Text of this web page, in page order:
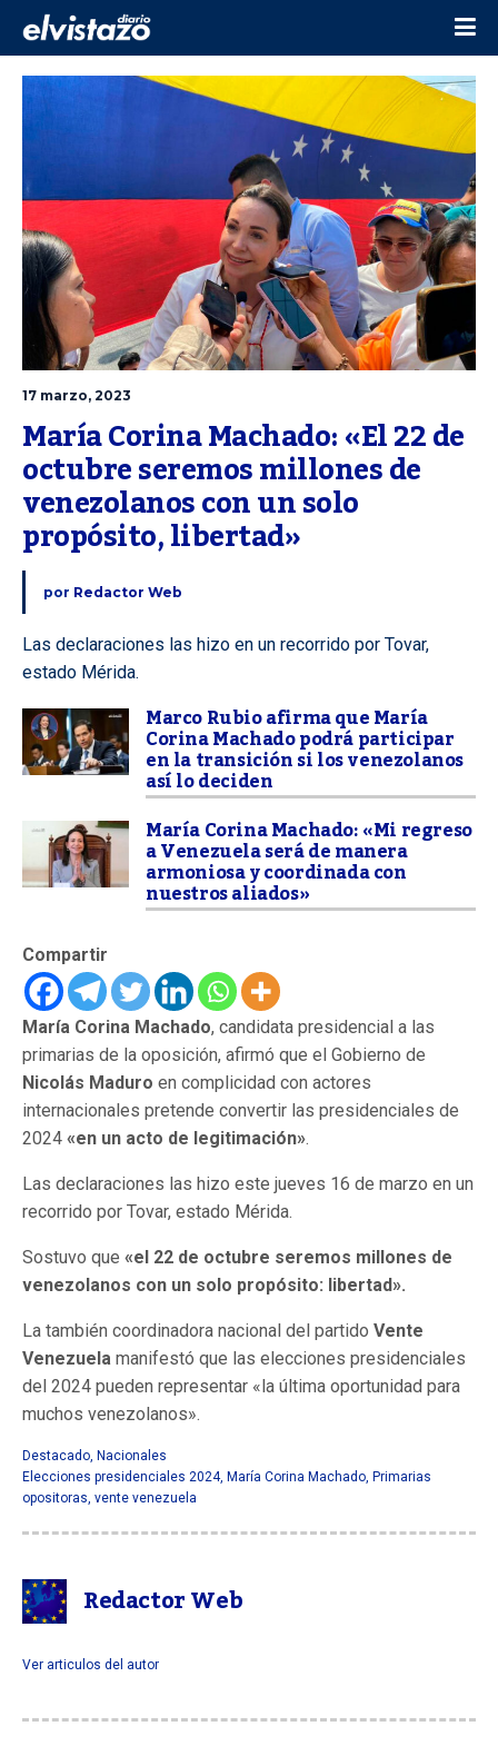
17 marzo, 2023
María Corina Machado: «El 22 de
octubre seremos millones de
venezolanos con un solo
propósito, libertad»
por Redactor Web
Las declaraciones las hizo en un recorrido por Tovar,
estado Mérida.
Marco Rubio afirma que María
Corina Machado podrá participar
en la transición si los venezolanos
así lo deciden
María Corina Machado: «Mi regreso
a Venezuela será de manera
armoniosa y coordinada con
nuestros aliados»
Compartir
María Corina Machado, candidata presidencial a las
primarias de la oposición, afirmó que el Gobierno de
Nicolás Maduro en complicidad con actores
internacionales pretende convertir las presidenciales de
2024 «en un acto de legitimación».
Las declaraciones las hizo este jueves 16 de marzo en un
recorrido por Tovar, estado Mérida.
Sostuvo que «el 22 de octubre seremos millones de
venezolanos con un solo propósito: libertad».
La también coordinadora nacional del partido Vente
Venezuela manifestó que las elecciones presidenciales
del 2024 pueden representar «la última oportunidad para
muchos venezolanos».
Destacado, Nacionales
Elecciones presidenciales 2024, María Corina Machado, Primarias
opositoras, vente venezuela
Redactor Web
Ver articulos del autor